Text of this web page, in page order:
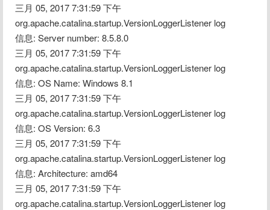
三月 05, 2017 7:31:59 下午
org.apache.catalina.startup.VersionLoggerListener log
信息: Server number: 8.5.8.0
三月 05, 2017 7:31:59 下午
org.apache.catalina.startup.VersionLoggerListener log
信息: OS Name: Windows 8.1
三月 05, 2017 7:31:59 下午
org.apache.catalina.startup.VersionLoggerListener log
信息: OS Version: 6.3
三月 05, 2017 7:31:59 下午
org.apache.catalina.startup.VersionLoggerListener log
信息: Architecture: amd64
三月 05, 2017 7:31:59 下午
org.apache.catalina.startup.VersionLoggerListener log